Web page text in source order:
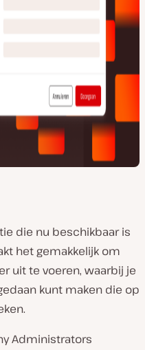
die nu beschikbaar is
het gemakkelijk om
uit te voeren, waarbij je
kunt maken die op
.
Administrators